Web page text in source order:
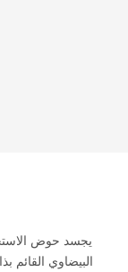
يجسد حوض
البيضاوي القائم